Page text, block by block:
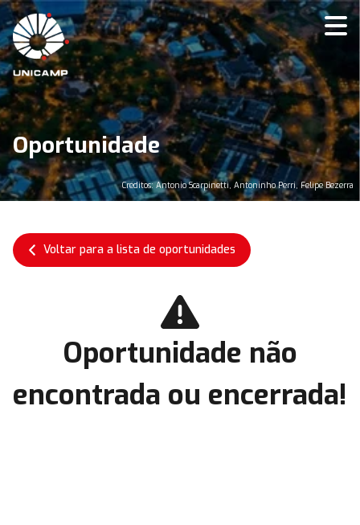
Oportunidade
Créditos: Antonio Scarpinetti, Antoninho Perri, Felipe Bezerra
Voltar para a lista de oportunidades
Oportunidade não
encontrada ou encerrada!